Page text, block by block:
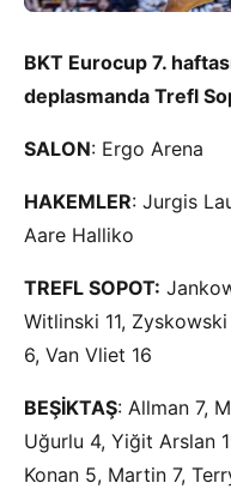
BKT Eurocup 7.
deplasmanda Trefl
SALON: Ergo Arena
HAKEMLER: Jurgis
Aare Halliko
TREFL SOPOT:
Witlinski 11,
6, Van Vliet 16
BEŞİKTAŞ: Allman 7,
Uğurlu 4, Yiğit Arslan
Konan 5, Martin 7,